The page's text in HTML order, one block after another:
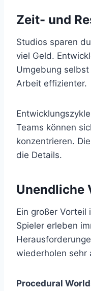
Zeit- und
Studios sparen
viel Geld.
Umgebung
Arbeit effizienter.
Teams können
konzentrieren.
die Details.
Unendliche
Ein großer
Spieler erleben
wiederholen sehr
Procedural